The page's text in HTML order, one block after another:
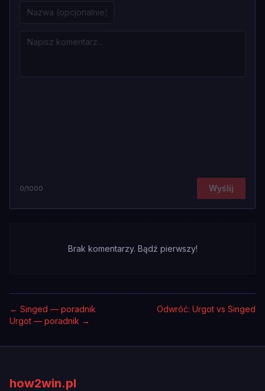
0/1000 Wyślij
Brak komentarzy. Bądź pierwszy!
← Singed — poradnik
Odwróć: Urgot vs Singed
Urgot — poradnik →
how2win.pl